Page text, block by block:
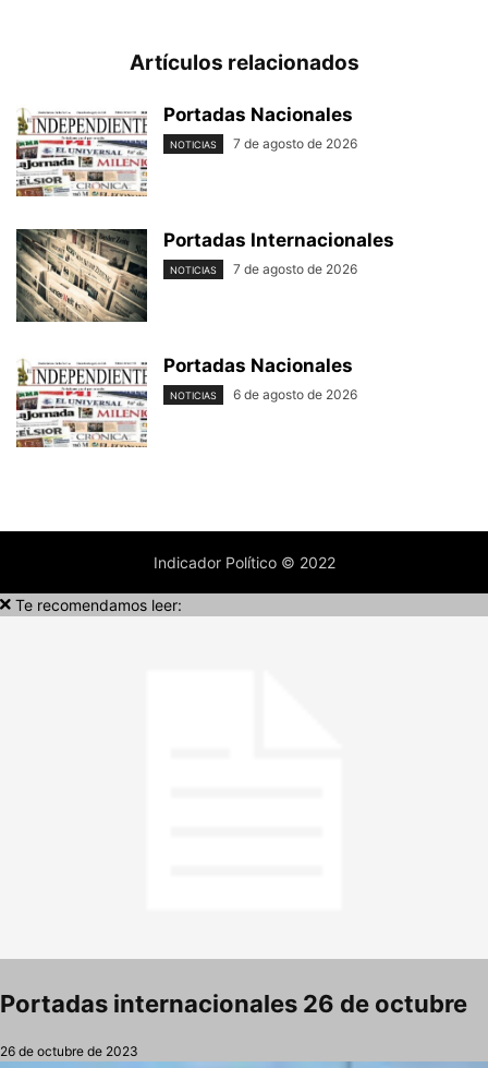
Artículos relacionados
Portadas Nacionales
NOTICIAS 7 de agosto de 2026
Portadas Internacionales
NOTICIAS 7 de agosto de 2026
Portadas Nacionales
NOTICIAS 6 de agosto de 2026
Indicador Político © 2022
Te recomendamos leer:
Portadas internacionales 26 de octubre
26 de octubre de 2023